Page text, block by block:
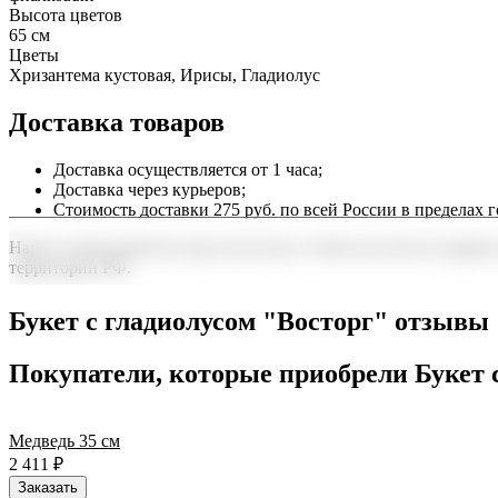
Высота цветов
65 см
Цветы
Хризантема кустовая, Ирисы, Гладиолус
Доставка товаров
Доставка осуществляется от 1 часа;
Доставка через курьеров;
Стоимость доставки 275 руб. по всей России в пределах
Наша служба работает круглосуточно, чтобы вы могли
территории РФ.
точность до минуты. Выбирайте, где купить и сколько стоит
Букет с гладиолусом "Восторг" отзывы
Покупатели, которые приобрели
Медведь 35 см
2 411
₽
Заказать